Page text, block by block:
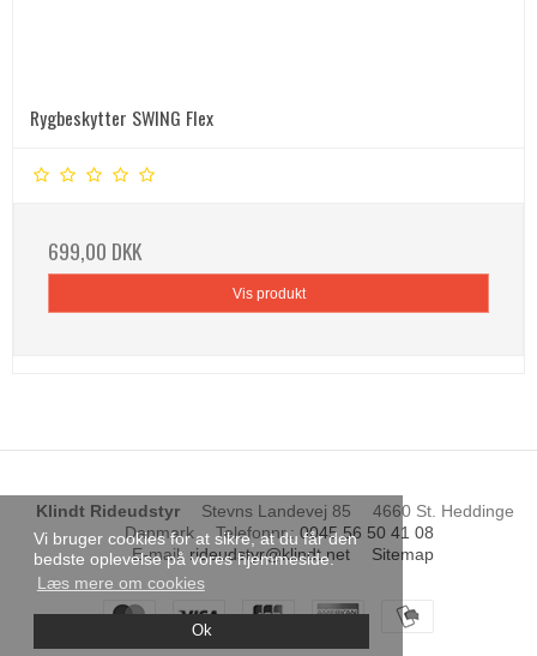
Vi bruger cookies for at sikre, at du får den
bedste oplevelse på vores hjemmeside.
Læs mere om cookies
Ok
Rygbeskytter SWING Flex
699,00 DKK
Vis produkt
Klindt Rideudstyr Stevns Landevej 85
4660 St. Heddinge
Danmark
Telefonnr.: 0045 56 50 41 08
E-mail: rideudstyr@klindt.net Sitemap